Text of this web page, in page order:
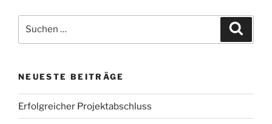
nach:
NEUESTE BEITRÄGE
Erfolgreicher Projektabschluss